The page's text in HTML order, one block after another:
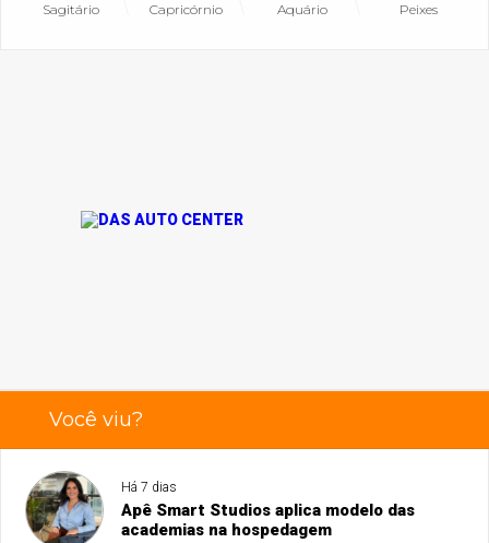
Sagitário Capricórnio Aquário Peixes
Você viu?
Há 7 dias
Apê Smart Studios aplica modelo das
academias na hospedagem